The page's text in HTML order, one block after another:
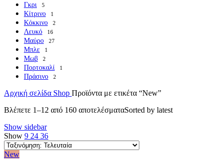
Γκρι 5
Κίτρινο 1
Κόκκινο 2
Λευκό 16
Μαύρο 27
Μπλε 1
Μωβ 2
Πορτοκαλί 1
Πράσινο 2
Αρχική σελίδα Shop Προϊόντα με ετικέτα “New”
Βλέπετε 1–12 από 160 αποτελέσματαSorted by latest
Show sidebar
Show 9 24 36
New